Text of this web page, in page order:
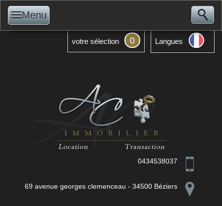
votre sélection 0 Langues
0434538037
69 avenue georges clemenceau - 34500 Béziers
Menu